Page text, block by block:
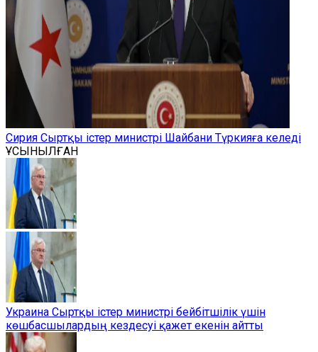
Сирия Сыртқы істер министрі Шайбани Түркияға келеді
ҰСЫНЫЛҒАН
Украина Сыртқы істер министрі бейбітшілік үшін
көшбасшылардың кездесуі қажет екенін айтты